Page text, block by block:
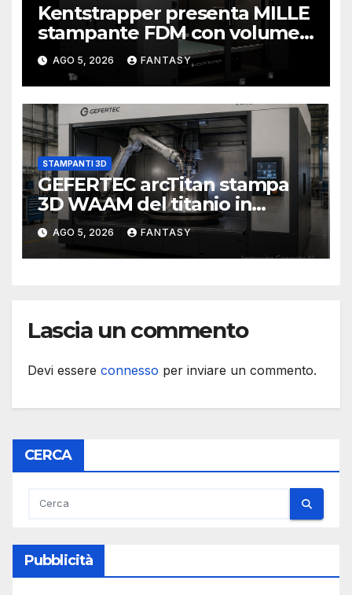
Kentstrapper presenta MILLE
stampante FDM con volume
di stampa da un metro cubo
AGO 5, 2026 FANTASY
STAMPANTI 3D
GEFERTEC arcTitan stampa
3D WAAM del titanio in
camera inerte
AGO 5, 2026 FANTASY
Lascia un commento
Devi essere connesso per inviare un commento.
CERCA
Pubblicità